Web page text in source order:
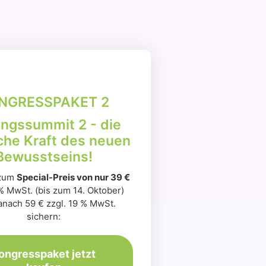
2
2 - die
Kraft des neuen
Special-Preis von nur 39 €
MwSt. (bis zum 14. Oktober)
59 € zzgl. 19 % MwSt.
sichern:
jetzt